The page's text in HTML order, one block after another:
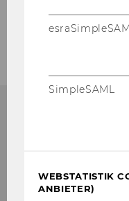
Faculty
SimpleSAML
WEBSTATISTIK
ANBIETER)